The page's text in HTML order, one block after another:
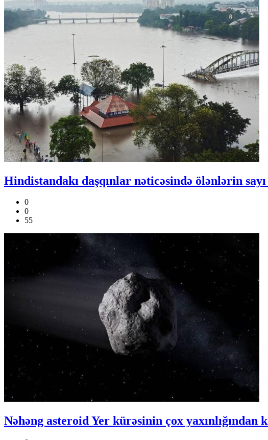
Hindistandakı daşqınlar nəticəsində ölənlərin sayı
0
0
55
Nəhəng asteroid Yer kürəsinin çox yaxınlığından